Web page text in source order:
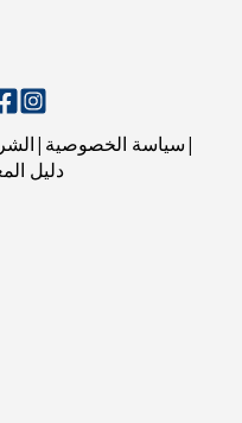
سياسة الخصوصية
دليل